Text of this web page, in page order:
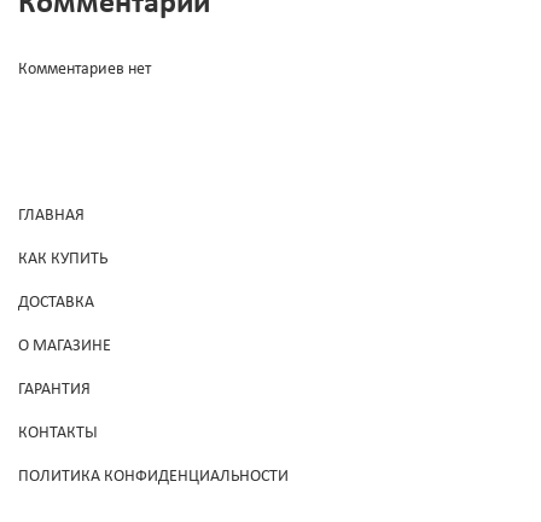
Комментариев нет
ГЛАВНАЯ
КАК КУПИТЬ
ДОСТАВКА
О МАГАЗИНЕ
ГАРАНТИЯ
КОНТАКТЫ
ПОЛИТИКА КОНФИДЕНЦИАЛЬНОСТИ